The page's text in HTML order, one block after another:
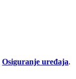
Osiguranje uređaja.